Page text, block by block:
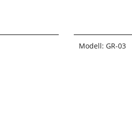
Modell: GR-03